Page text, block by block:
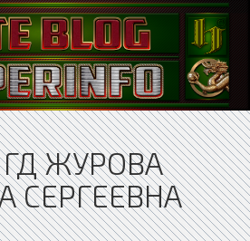
ЖУРОВА
СЕРГЕЕВНА